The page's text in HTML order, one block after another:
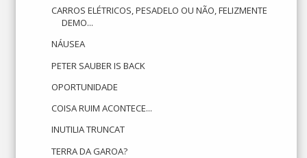
CARROS ELÉTRICOS, PESADELO OU NÃO, FELIZMENTE
DEMO...
NÁUSEA
PETER SAUBER IS BACK
OPORTUNIDADE
COISA RUIM ACONTECE...
INUTILIA TRUNCAT
TERRA DA GAROA?